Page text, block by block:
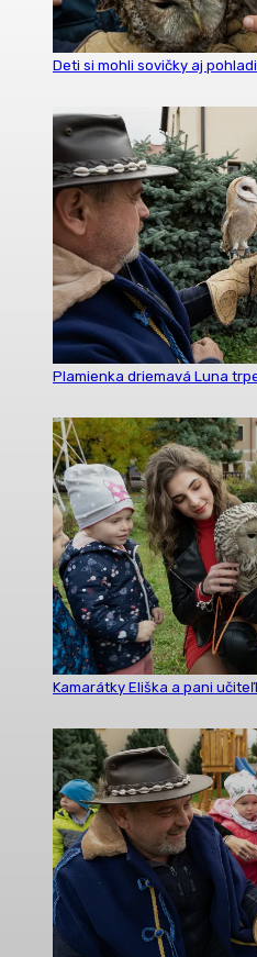
Deti si mohli sovičky aj
Plamienka driemavá Luna
Kamarátky Eliška a pani